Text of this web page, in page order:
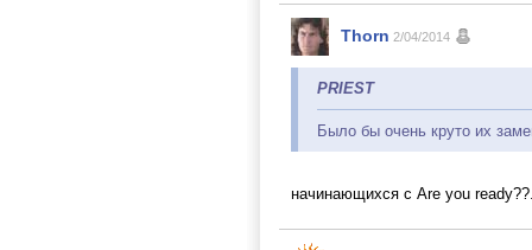
Thorn 2/04/2014
PRIEST
Было бы очень круто их
начинающихся с Are you